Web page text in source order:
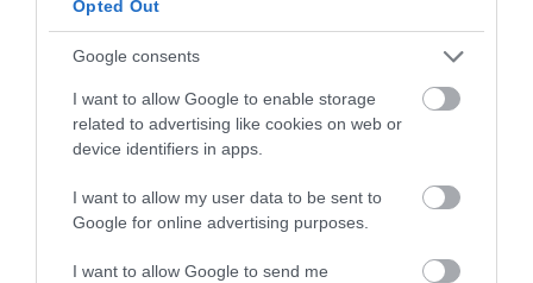
Opted Out
Google consents
I want to allow Google to enable storage
related to advertising like cookies on web or
device identifiers in apps.
I want to allow my user data to be sent to
Google for online advertising purposes.
I want to allow Google to send me
Legfrissebb híreink
KÉT AUTÓ ÜTKÖZÖTT BOGÁCSON, A
MENTŐK IS A HELYSZÍNRE ÉRKE...
2026. augusztus 06